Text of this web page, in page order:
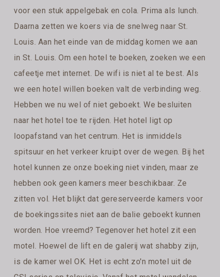
voor een stuk appelgebak en cola. Prima als lunch.
Daarna zetten we koers via de snelweg naar St.
Louis. Aan het einde van de middag komen we aan
in St. Louis. Om een hotel te boeken, zoeken we een
cafeetje met internet. De wifi is niet al te best. Als
we een hotel willen boeken valt de verbinding weg.
Hebben we nu wel of niet geboekt. We besluiten
naar het hotel toe te rijden. Het hotel ligt op
loopafstand van het centrum. Het is inmiddels
spitsuur en het verkeer kruipt over de wegen. Bij het
hotel kunnen ze onze boeking niet vinden, maar ze
hebben ook geen kamers meer beschikbaar. Ze
zitten vol. Het blijkt dat gereserveerde kamers voor
de boekingssites niet aan de balie geboekt kunnen
worden. Hoe vreemd? Tegenover het hotel zit een
motel. Hoewel de lift en de galerij wat shabby zijn,
is de kamer wel OK. Het is echt zo'n motel uit de